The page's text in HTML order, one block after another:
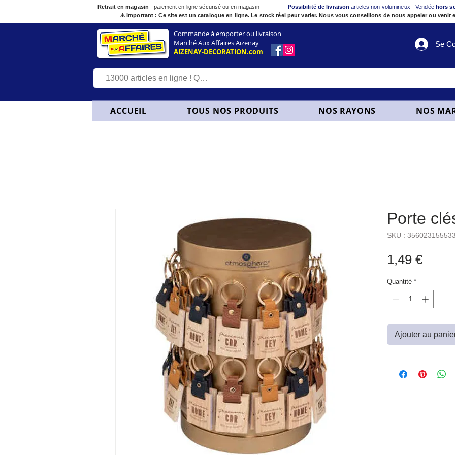
Retrait en magasin - paiement en ligne sécurisé ou en magasin Possibilité de livraisonarticles non volumineux - Vendée hors
⚠️ Important : Ce site est un catalogue en ligne. Le stock réel peut varier. Nous vous conseillons de nous appeler ou
Commande à emporter ou livraison
Marché Aux Affaires Aizenay
AIZENAY-DECORATION.com
Se
ACCUEIL TOUS NOS PRODUITS NOS RAYONS NOS
Porte
SKU :
1,49 €Prix
Quantité *
Ajouter au